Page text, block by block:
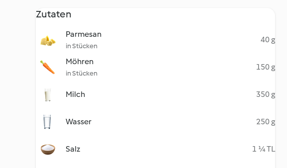
Zutaten
Parmesan
in Stücken
40 g
Möhren
in Stücken
150 g
Milch 350 g
Wasser 250 g
Salz 1 ¼ TL